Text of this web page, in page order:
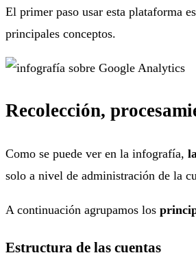
El primer paso usar esta plataforma es
principales conceptos.
Recolección,
Como se puede ver en la infografía,
solo a nivel de administración de la
A continuación agrupamos los
Estructura de las cuentas